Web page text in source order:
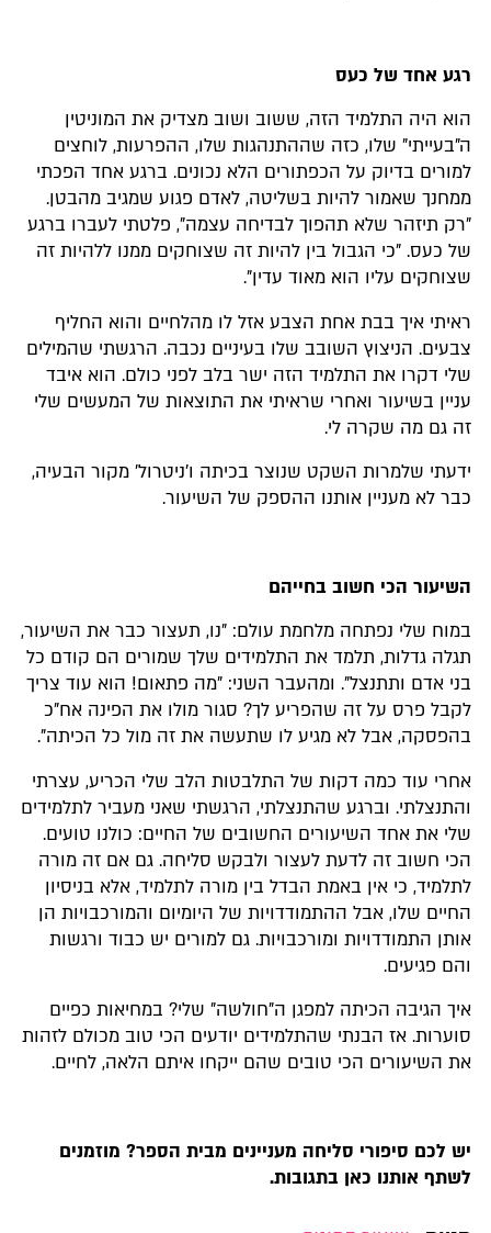
רגע אחד של כעס
הוא היה התלמיד הזה, ששוב ושוב מצדיק את המוניטין
ה"בעייתי" שלו, כזה שההתנהגות שלו, ההפרעות, לוחצים
למורים בדיוק על הכפתורים הלא נכונים. ברגע אחד הפכתי
ממחנך שאמור להיות בשליטה, לאדם פגוע שמגיב מהבטן.
"רק תיזהר שלא תהפוך לבדיחה עצמה", פלטתי לעברו ברגע
של כעס. "כי הגבול בין להיות זה שצוחקים ממנו ללהיות זה
שצוחקים עליו הוא מאוד עדין".
ראיתי איך בבת אחת הצבע אזל לו מהלחיים והוא החליף
צבעים. הניצוץ השובב שלו בעיניים נכבה. הרגשתי שהמילים
שלי דקרו את התלמיד הזה ישר בלב לפני כולם. הוא איבד
עניין בשיעור ואחרי שראיתי את התוצאות של המעשים שלי
זה גם מה שקרה לי.
ידעתי שלמרות השקט שנוצר בכיתה ו'ניטרול' מקור הבעיה,
כבר לא מעניין אותנו ההספק של השיעור.
השיעור הכי חשוב בחייהם
במוח שלי נפתחה מלחמת עולם: "נו, תעצור כבר את השיעור,
תגלה גדלות, תלמד את התלמידים שלך שמורים הם קודם כל
בני אדם ותתנצל". ומהעבר השני: "מה פתאום! הוא עוד צריך
לקבל פרס על זה שהפריע לך? סגור מולו את הפינה אח"כ
בהפסקה, אבל לא מגיע לו שתעשה את זה מול כל הכיתה".
אחרי עוד כמה דקות של התלבטות הלב שלי הכריע, עצרתי
והתנצלתי. וברגע שהתנצלתי, הרגשתי שאני מעביר לתלמידים
שלי את אחד השיעורים החשובים של החיים: כולנו טועים.
הכי חשוב זה לדעת לעצור ולבקש סליחה. גם אם זה מורה
לתלמיד, כי אין באמת הבדל בין מורה לתלמיד, אלא בניסיון
החיים שלו, אבל ההתמודדויות של היומיום והמורכבויות הן
אותן התמודדויות ומורכבויות. גם למורים יש כבוד ורגשות
והם פגיעים.
איך הגיבה הכיתה למפגן ה"חולשה" שלי? במחיאות כפיים
סוערות. אז הבנתי שהתלמידים יודעים הכי טוב מכולם לזהות
את השיעורים הכי טובים שהם ייקחו איתם הלאה, לחיים.
יש לכם סיפורי סליחה מעניינים מבית הספר? מוזמנים
לשתף אותנו כאן בתגובות.